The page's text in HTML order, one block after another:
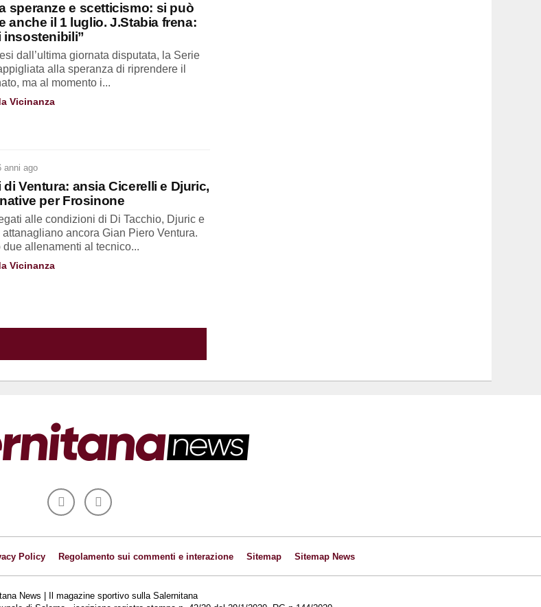
speranze e scetticismo: si può
anche il 1 luglio. J.Stabia frena:
insostenibili”
dall’ultima giornata disputata, la Serie
alla speranza di riprendere il
ma al momento i...
Vicinanza
anni ago
di Ventura: ansia Cicerelli e Djuric,
per Frosinone
alle condizioni di Di Tacchio, Djuric e
ancora Gian Piero Ventura.
due allenamenti al tecnico...
Vicinanza
Policy Regolamento sui commenti e interazione Sitemap Sitemap News
News | Il magazine sportivo sulla Salernitana